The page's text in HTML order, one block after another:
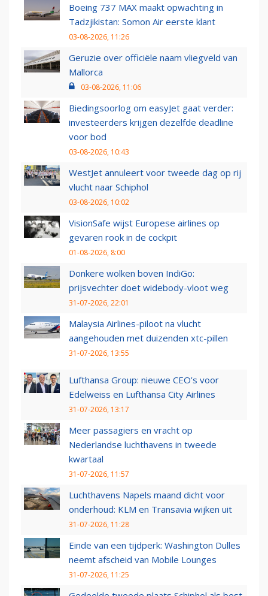
Boeing 737 MAX maakt opwachting in
Tadzjikistan: Somon Air eerste klant
03-08-2026, 11:26
Geruzie over officiële naam vliegveld van
Mallorca
03-08-2026, 11:06
Biedingsoorlog om easyJet gaat verder:
investeerders krijgen dezelfde deadline
voor bod
03-08-2026, 10:43
WestJet annuleert voor tweede dag op rij
vlucht naar Schiphol
03-08-2026, 10:02
VisionSafe wijst Europese airlines op
gevaren rook in de cockpit
01-08-2026, 8:00
Donkere wolken boven IndiGo:
prijsvechter doet widebody-vloot weg
31-07-2026, 22:01
Malaysia Airlines-piloot na vlucht
aangehouden met duizenden xtc-pillen
31-07-2026, 13:55
Lufthansa Group: nieuwe CEO’s voor
Edelweiss en Lufthansa City Airlines
31-07-2026, 13:17
Meer passagiers en vracht op
Nederlandse luchthavens in tweede
kwartaal
31-07-2026, 11:57
Luchthavens Napels maand dicht voor
onderhoud: KLM en Transavia wijken uit
31-07-2026, 11:28
Einde van een tijdperk: Washington Dulles
neemt afscheid van Mobile Lounges
31-07-2026, 11:25